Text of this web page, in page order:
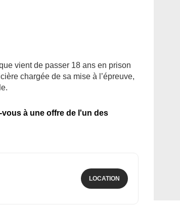
vient de passer 18 ans en prison
chargée de sa mise à l’épreuve,
à une offre de l'un des
LOCATION